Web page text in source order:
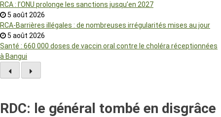
RCA : l’ONU prolonge les sanctions jusqu’en 2027
5 août 2026
RCA-Barrières illégales : de nombreuses irrégularités mises au jour
5 août 2026
Santé : 660 000 doses de vaccin oral contre le choléra réceptionnées
à Bangui
RDC: le général tombé en disgrâce